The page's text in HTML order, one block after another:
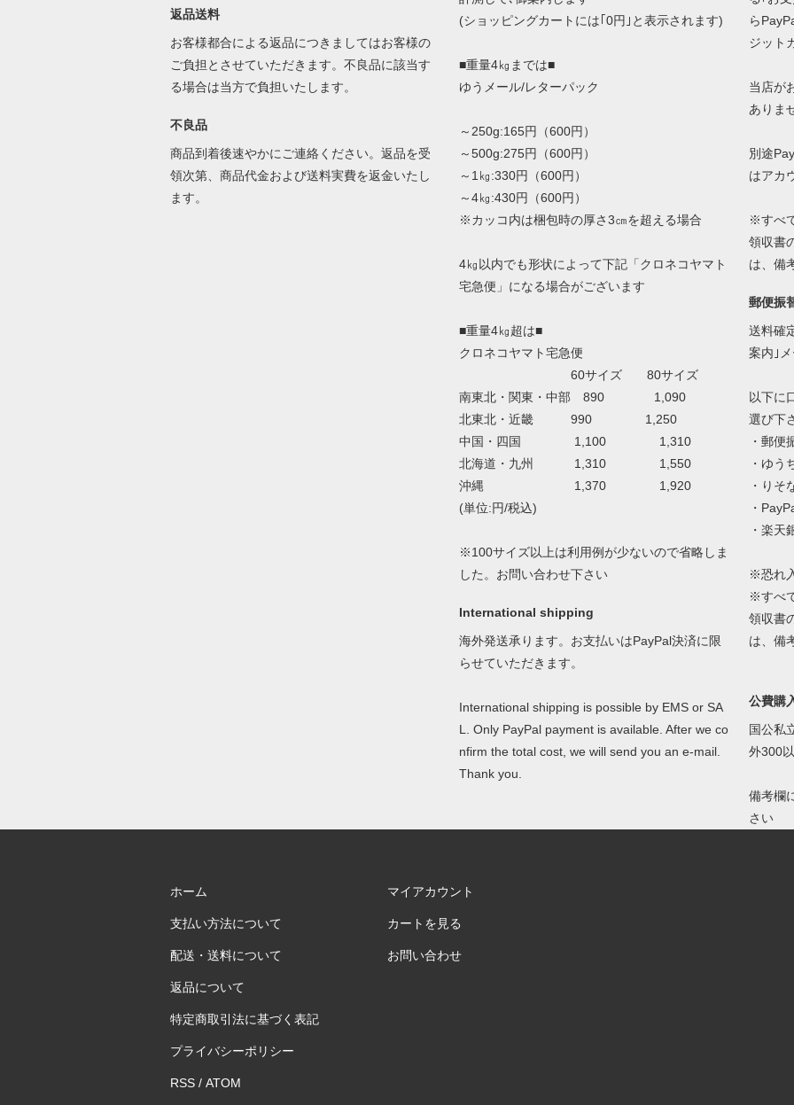
返品送料
お客様都合による返品につきましてはお客様の
ご負担とさせていただきます。不良品に該当す
る場合は当方で負担いたします。
不良品
商品到着後速やかにご連絡ください。返品を受
領次第、商品代金および送料実費を返金いたし
ます。
(ショッピングカートには｢0円｣と表示されます)
■重量4㎏までは■
ゆうメール/レターパック
～250g:165円（600円）
～500g:275円（600円）
～1㎏:330円（600円）
～4㎏:430円（600円）
※カッコ内は梱包時の厚さ3㎝を超える場合
4㎏以内でも形状によって下記「クロネコヤマト
宅急便」になる場合がございます
■重量4㎏超は■
クロネコヤマト宅急便
60サイズ 80サイズ
南東北・関東・中部 890 1,090
北東北・近畿 990 1,250
中国・四国 1,100 1,310
北海道・九州 1,310 1,550
沖縄 1,370 1,920
(単位:円/税込)
※100サイズ以上は利用例が少ないので省略しま
した。お問い合わせ下さい
International shipping
海外発送承ります。お支払いはPayPal決済に限
らせていただきます。
International shipping is possible by EMS or SA
L. Only PayPal payment is available. After we co
nfirm the total cost, we will send you an e-mail.
Thank you.
ら
ジット
当店が
ありま
別途
はアカ
※すべ
領収書
は、備
郵便振
送料確
案内｣
以下に
選び下
・郵便
・ゆう
・りそ
・
・楽天
※恐れ
※すべ
領収書
は、備
公費購
国公私
外300
備考欄
さい
ホーム
支払い方法について
配送・送料について
返品について
特定商取引法に基づく表記
プライバシーポリシー
RSS/ ATOM
マイアカウント
カートを見る
お問い合わせ